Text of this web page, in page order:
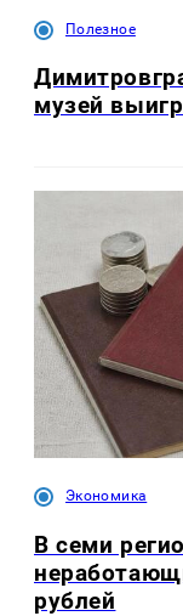
Полезное
музей
Экономика
В семи
рублей